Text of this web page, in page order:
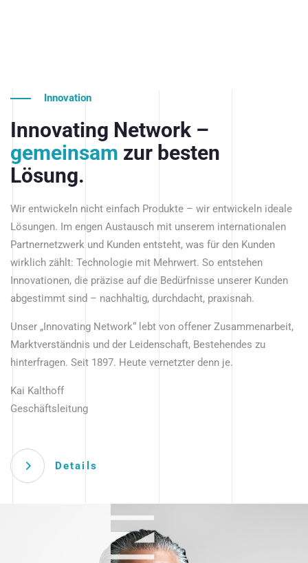
Innovation
Innovating Network –
gemeinsam zur besten
Lösung.
Wir entwickeln nicht einfach Produkte – wir entwickeln ideale
Lösungen. Im engen Austausch mit unserem internationalen
Partnernetzwerk und Kunden entsteht, was für den Kunden
wirklich zählt: Technologie mit Mehrwert. So entstehen
Innovationen, die präzise auf die Bedürfnisse unserer Kunden
abgestimmt sind – nachhaltig, durchdacht, praxisnah.
Unser „Innovating Network“ lebt von offener Zusammenarbeit,
Marktverständnis und der Leidenschaft, Bestehendes zu
hinterfragen. Seit 1897. Heute vernetzter denn je.
Kai Kalthoff
Geschäftsleitung
Details